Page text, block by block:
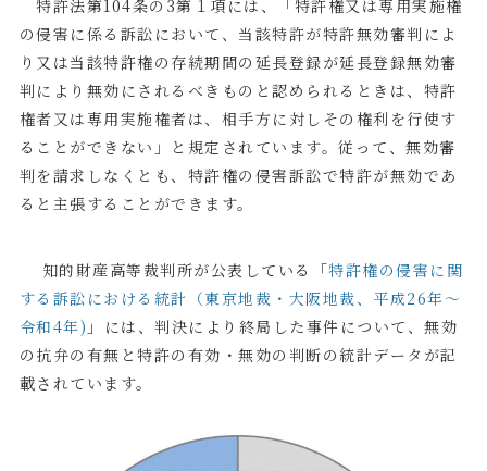
特許法第104条の 3第１項には、「特許権又は専用実施権
の侵害に係る訴訟において、当該特許が特許無効審判によ
り又は当該特許権の存続期間の延長登録が延長登録無効審
判により無効にされるべきものと認められるときは、特許
権者又は専用実施権者は、相手方に対しその権利を行使す
ることができない」と規定されています。従って、無効審
判を請求しなくとも、特許権の侵害訴訟で特許が無効であ
ると主張することができます。
知的財産高等裁判所が公表している「特許権の侵害に関
する訴訟における統計（東京地裁・大阪地裁、平成26年～
令和4年) 」には、判決により終局した事件について、無効
の抗弁の有無と特許の有効・無効の判断の統計データが記
載されています。